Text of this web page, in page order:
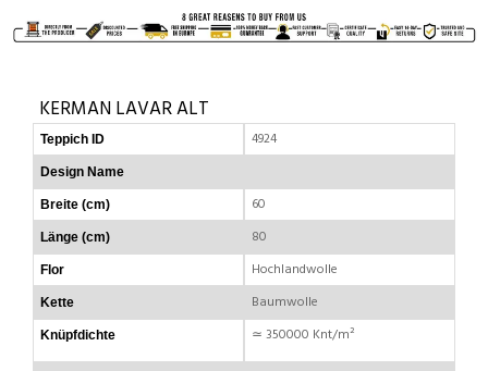
KERMAN LAVAR ALT
Teppich ID 4924
Design Name
Breite (cm) 60
Länge (cm) 80
Flor Hochlandwolle
Kette Baumwolle
Knüpfdichte ≃ 350000 Knt/m²